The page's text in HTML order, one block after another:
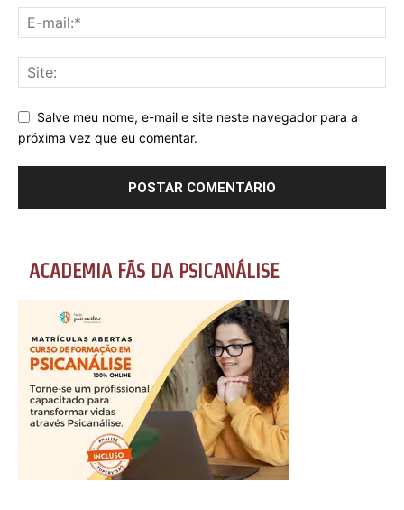
Salve meu nome, e-mail e site neste navegador para a
próxima vez que eu comentar.
ACADEMIA FÃS DA PSICANÁLISE